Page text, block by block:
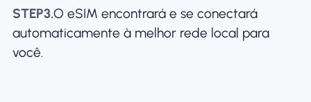
STEP3.O eSIM encontrará e se conectará
automaticamente à melhor rede local para
você.